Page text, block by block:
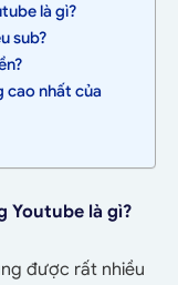
là gì?
sub?
cao nhất của
Youtube là gì?
được rất nhiều